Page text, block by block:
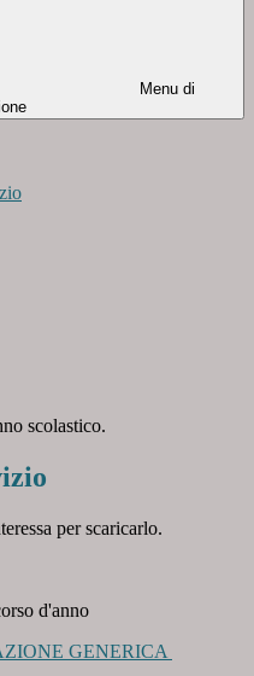
Menu di
scolastico.
per scaricarlo.
d'anno
GENERICA